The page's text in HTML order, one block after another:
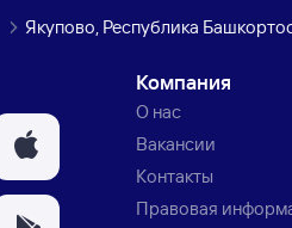
Якупово, Республика
Компания
О нас
Вакансии
Контакты
Правовая